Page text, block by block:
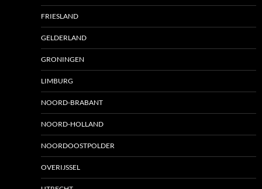
FRIESLAND
GELDERLAND
GRONINGEN
LIMBURG
NOORD-BRABANT
NOORD-HOLLAND
NOORDOOSTPOLDER
OVERIJSSEL